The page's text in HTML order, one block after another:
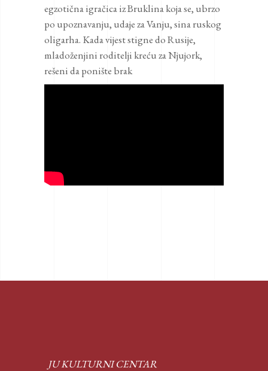
egzotična igračica iz Bruklina koja se, ubrzo
po upoznavanju, udaje za Vanju, sina ruskog
oligarha. Kada vijest stigne do Rusije,
mladoženjini roditelji kreću za Njujork,
rešeni da ponište brak
JU KULTURNI CENTAR